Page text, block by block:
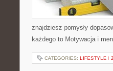
znajdziesz pomysły
każdego to Motywacja i
CATEGORIES: LIFESTYLE I